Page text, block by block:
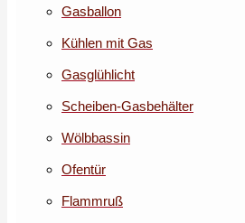
Gasballon
Kühlen mit Gas
Gasglühlicht
Scheiben-Gasbehälter
Wölbbassin
Ofentür
Flammruß